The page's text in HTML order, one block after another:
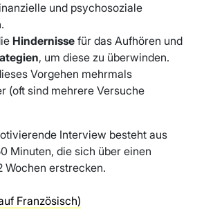
und psychosoziale
Hindernisse für das Aufhören und
, um diese zu überwinden.
Vorgehen mehrmals
(oft sind mehrere Versuche
Interview besteht aus
Minuten, die sich über einen
Wochen erstrecken.
Französisch)